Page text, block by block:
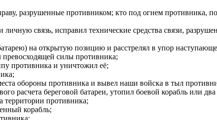
, разрушенные противником; кто под огнем противника,
личную связь, исправил технические средства связи,
) на открытую позицию и расстрелял в упор
силы противника;
противника и уничтожил её;
обороны противника и вывел наши войска в тыл
расчета береговой батареи, утопил боевой корабль или
территории противника;
корабль;